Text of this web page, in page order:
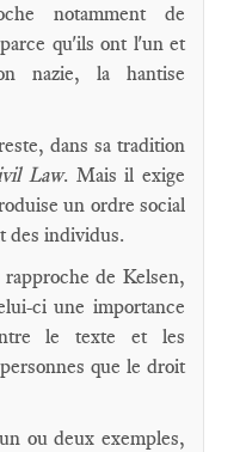
notamment de
qu'ils ont l'un et
nazie, la hantise
dans sa tradition
Law. Mais il exige
un ordre social
des individus.
de Kelsen,
ci une importance
le texte et les
que le droit
ou deux exemples,